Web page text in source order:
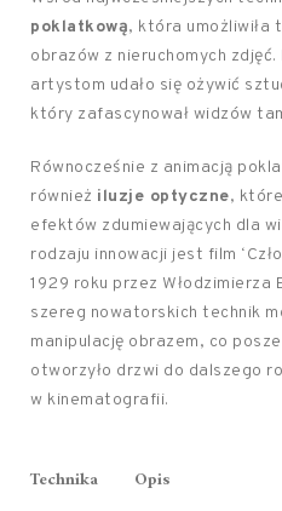
poklatkową, która umożliwiła
obrazów z nieruchomych
artystom udało się ożywić
który zafascynował widzów
Równocześnie z animacją
również iluzje optyczne,
efektów zdumiewających dla
rodzaju innowacji jest film
1929 roku przez
szereg nowatorskich technik
manipulację obrazem, co
otworzyło drzwi do dalszego
w kinematografii.
Technika Opis